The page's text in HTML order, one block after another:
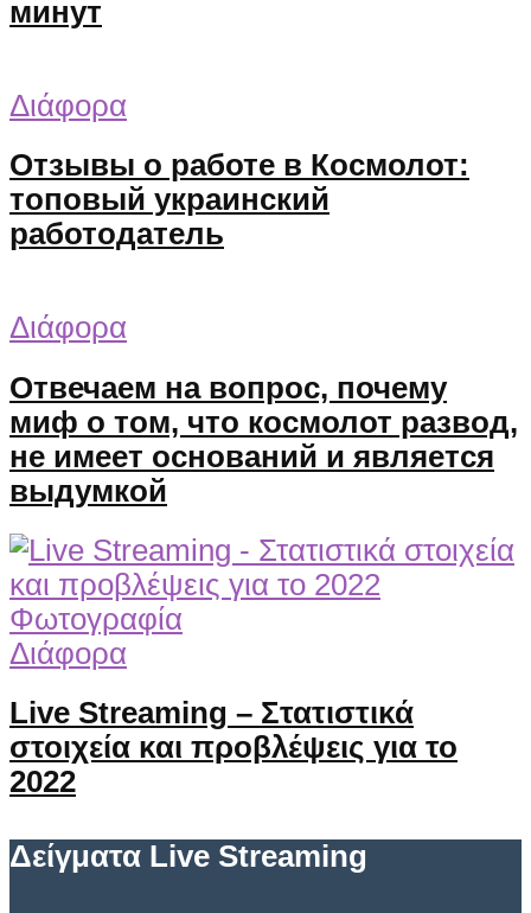
минут
Διάφορα
Отзывы о работе в Космолот:
топовый украинский
работодатель
Διάφορα
Отвечаем на вопрос, почему
миф о том, что космолот развод,
не имеет оснований и является
выдумкой
Φωτογραφία
Διάφορα
Live Streaming – Στατιστικά
στοιχεία και προβλέψεις για το
2022
Δείγματα Live Streaming